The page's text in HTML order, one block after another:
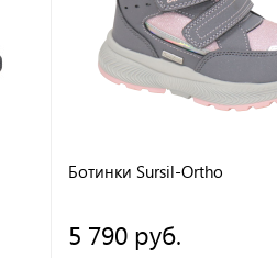
Ботинки Sursil-Ortho
5 790 руб.